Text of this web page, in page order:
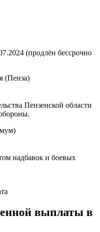
(продлён бессрочно
(Пенза)
Пензенской области
надбавок и боевых
выплаты в